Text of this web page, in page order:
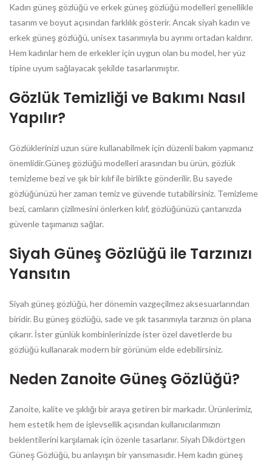
Kadın güneş gözlüğü ve erkek güneş gözlüğü modelleri genellikle
tasarım ve boyut açısından farklılık gösterir. Ancak siyah kadın ve
erkek güneş gözlüğü, unisex tasarımıyla bu ayrımı ortadan kaldırır.
Hem kadınlar hem de erkekler için uygun olan bu model, her yüz
tipine uyum sağlayacak şekilde tasarlanmıştır.
Gözlük Temizliği ve Bakımı Nasıl
Yapılır?
Gözlüklerinizi uzun süre kullanabilmek için düzenli bakım yapmanız
önemlidir.Güneş gözlüğü modelleri arasından bu ürün, gözlük
temizleme bezi ve şık bir kılıf ile birlikte gönderilir. Bu sayede
gözlüğünüzü her zaman temiz ve güvende tutabilirsiniz. Temizleme
bezi, camların çizilmesini önlerken kılıf, gözlüğünüzü çantanızda
güvenle taşımanızı sağlar.
Siyah Güneş Gözlüğü ile Tarzınızı
Yansıtın
Siyah güneş gözlüğü, her dönemin vazgeçilmez aksesuarlarından
biridir. Bu güneş gözlüğü, sade ve şık tasarımıyla tarzınızı ön plana
çıkarır. İster günlük kombinlerinizde ister özel davetlerde bu
gözlüğü kullanarak modern bir görünüm elde edebilirsiniz.
Neden Zanoite Güneş Gözlüğü?
Zanoite, kalite ve şıklığı bir araya getiren bir markadır. Ürünlerimiz,
hem estetik hem de işlevsellik açısından kullanıcılarımızın
beklentilerini karşılamak için özenle tasarlanır. Siyah Dikdörtgen
Güneş Gözlüğü, bu anlayışın bir yansımasıdır. Hem kadın güneş